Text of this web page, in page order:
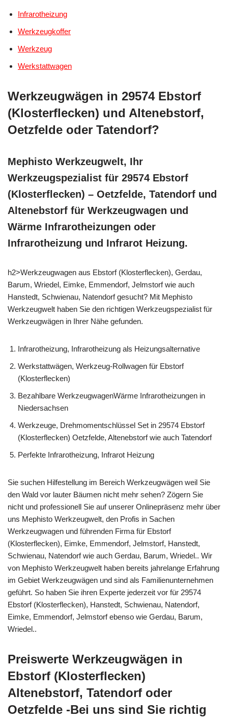
Infrarotheizung
Werkzeugkoffer
Werkzeug
Werkstattwagen
Werkzeugwägen in 29574 Ebstorf
(Klosterflecken) und Altenebstorf,
Oetzfelde oder Tatendorf?
Mephisto Werkzeugwelt, Ihr
Werkzeugspezialist für 29574 Ebstorf
(Klosterflecken) – Oetzfelde, Tatendorf und
Altenebstorf für Werkzeugwagen und
Wärme Infrarotheizungen oder
Infrarotheizung und Infrarot Heizung.
h2>Werkzeugwagen aus Ebstorf (Klosterflecken), Gerdau,
Barum, Wriedel, Eimke, Emmendorf, Jelmstorf wie auch
Hanstedt, Schwienau, Natendorf gesucht? Mit Mephisto
Werkzeugwelt haben Sie den richtigen Werkzeugspezialist für
Werkzeugwägen in Ihrer Nähe gefunden.
Infrarotheizung, Infrarotheizung als Heizungsalternative
Werkstattwägen, Werkzeug-Rollwagen für Ebstorf
(Klosterflecken)
Bezahlbare WerkzeugwagenWärme Infrarotheizungen in
Niedersachsen
Werkzeuge, Drehmomentschlüssel Set in 29574 Ebstorf
(Klosterflecken) Oetzfelde, Altenebstorf wie auch Tatendorf
Perfekte Infrarotheizung, Infrarot Heizung
Sie suchen Hilfestellung im Bereich Werkzeugwägen weil Sie
den Wald vor lauter Bäumen nicht mehr sehen? Zögern Sie
nicht und professionell Sie auf unserer Onlinepräsenz mehr über
uns Mephisto Werkzeugwelt, den Profis in Sachen
Werkzeugwagen und führenden Firma für Ebstorf
(Klosterflecken), Eimke, Emmendorf, Jelmstorf, Hanstedt,
Schwienau, Natendorf wie auch Gerdau, Barum, Wriedel.. Wir
von Mephisto Werkzeugwelt haben bereits jahrelange Erfahrung
im Gebiet Werkzeugwägen und sind als Familienunternehmen
geführt. So haben Sie ihren Experte jederzeit vor für 29574
Ebstorf (Klosterflecken), Hanstedt, Schwienau, Natendorf,
Eimke, Emmendorf, Jelmstorf ebenso wie Gerdau, Barum,
Wriedel..
Preiswerte Werkzeugwägen in
Ebstorf (Klosterflecken)
Altenebstorf, Tatendorf oder
Oetzfelde -Bei uns sind Sie richtig